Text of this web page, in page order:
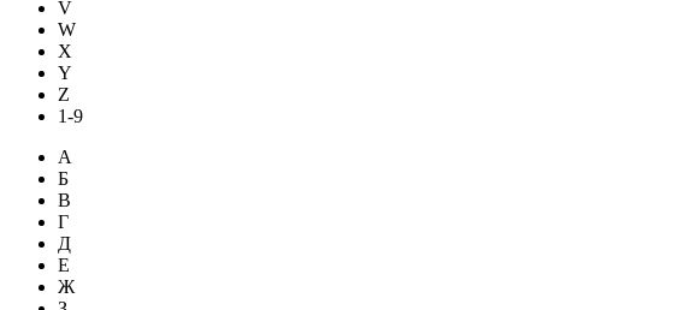
V
W
X
Y
Z
1-9
А
Б
В
Г
Д
Е
Ж